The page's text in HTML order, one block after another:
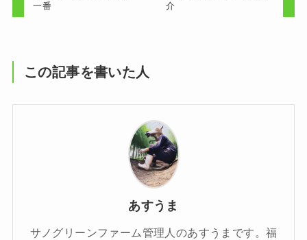
一番
介
この記事を書いた人
あすうま
サノグリーンファーム管理人のあすうまです。福